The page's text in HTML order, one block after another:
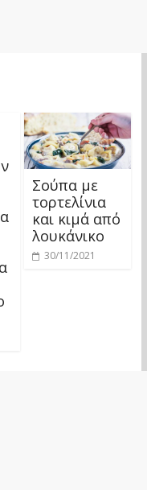
Σούπα με
τορτελίνια
και κιμά από
λουκάνικο
30/11/2021